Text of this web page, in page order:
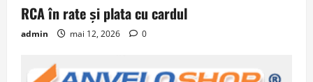
RCA în rate și plata cu cardul
admin mai 12, 2026 0